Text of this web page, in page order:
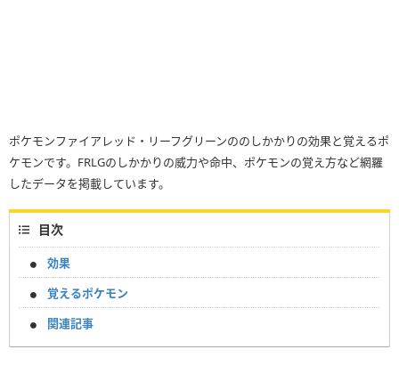
ポケモンファイアレッド・リーフグリーンののしかかりの効果と覚えるポ
ケモンです。FRLGのしかかりの威力や命中、ポケモンの覚え方など網羅
したデータを掲載しています。
目次
効果
覚えるポケモン
関連記事